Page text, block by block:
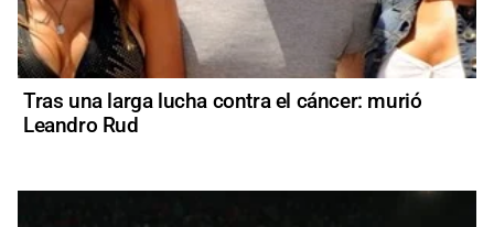
Tras una larga lucha contra el cáncer: murió
Leandro Rud